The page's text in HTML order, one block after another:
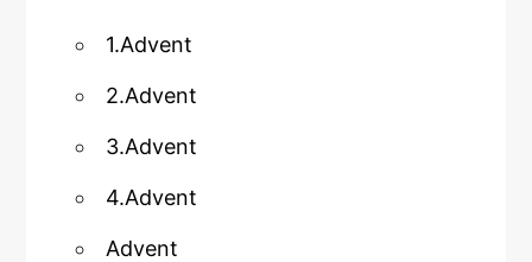
1.Advent
2.Advent
3.Advent
4.Advent
Advent